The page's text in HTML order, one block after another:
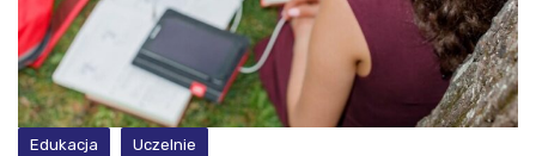
Edukacja Uczelnie